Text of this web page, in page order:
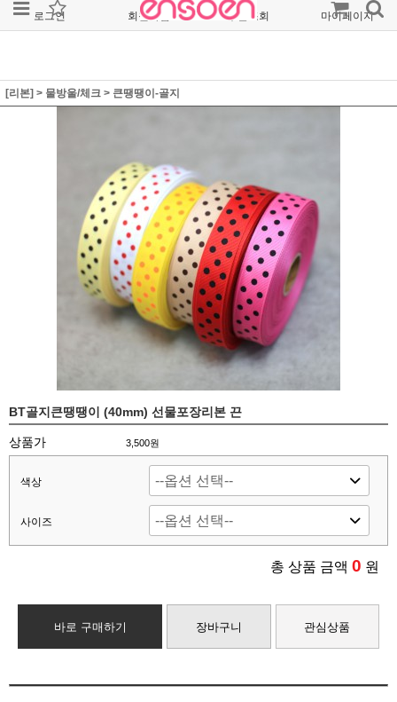
로그인 회원가입 주문조회 마이페이지
[리본] > 물방울/체크 > 큰땡땡이-골지
BT골지큰땡땡이 (40mm) 선물포장리본 끈
상품가 3,500원
색상
사이즈
총 상품 금액 0 원
바로 구매하기 장바구니 관심상품